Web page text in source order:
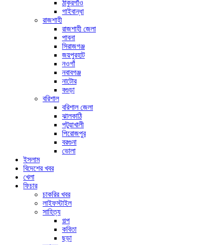
ঠাকুরগাঁও
গাইবান্ধা
রাজশাহী
রাজশাহী জেলা
পাবনা
সিরাজগঞ্জ
জয়পুরহাট
নওগাঁ
নবাবগঞ্জ
নাটোর
বগুড়া
বরিশাল
বরিশাল জেলা
ঝালকাঠি
পটুয়াখালী
পিরোজপুর
বরগুনা
ভোলা
ইসলাম
বিদেশের খবর
খেলা
ফিচার
চাকরির খবর
লাইফস্টাইল
সাহিত্য
গল্প
কবিতা
ছড়া